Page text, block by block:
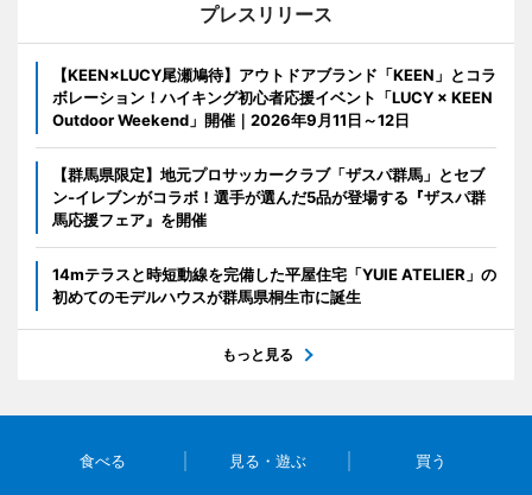
プレスリリース
【KEEN×LUCY尾瀬鳩待】アウトドアブランド「KEEN」とコラ
ボレーション！ハイキング初心者応援イベント「LUCY × KEEN
Outdoor Weekend」開催｜2026年9月11日～12日
【群馬県限定】地元プロサッカークラブ「ザスパ群馬」とセブ
ン‐イレブンがコラボ！選手が選んだ5品が登場する『ザスパ群
馬応援フェア』を開催
14mテラスと時短動線を完備した平屋住宅「YUIE ATELIER」の
初めてのモデルハウスが群馬県桐生市に誕生
もっと見る
食べる 見る・遊ぶ 買う